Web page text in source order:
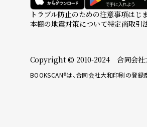
トラブル防止のための注意事項はじ
本棚の地震対策について特定商取引
Copyright © 2010-2024 合同会社
BOOKSCAN®は、合同会社大和印刷の登